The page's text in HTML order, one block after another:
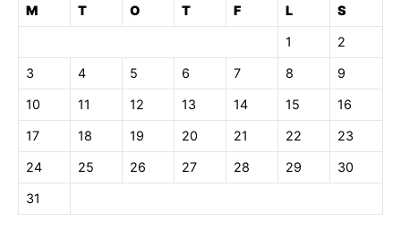
M
T O T F L S
1 2
3 4 5 6 7 8 9
10 11 12 13 14 15 16
17 18 19 20 21 22 23
24 25 26 27 28 29 30
31